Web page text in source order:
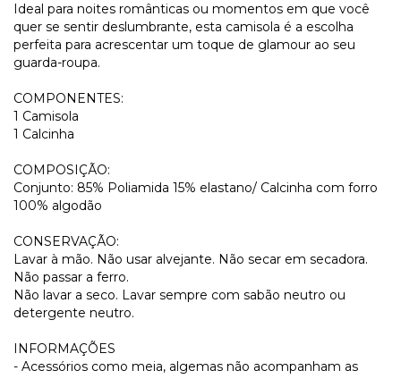
Ideal para noites românticas ou momentos em que você
quer se sentir deslumbrante, esta camisola é a escolha
perfeita para acrescentar um toque de glamour ao seu
guarda-roupa.
COMPONENTES:
1 Camisola
1 Calcinha
COMPOSIÇÃO:
Conjunto: 85% Poliamida 15% elastano/ Calcinha com forro
100% algodão
CONSERVAÇÃO:
Lavar à mão. Não usar alvejante. Não secar em secadora.
Não passar a ferro.
Não lavar a seco. Lavar sempre com sabão neutro ou
detergente neutro.
INFORMAÇÕES
- Acessórios como meia, algemas não acompanham as